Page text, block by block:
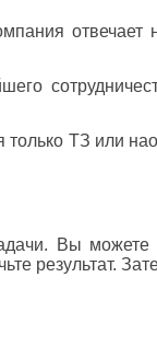
ТЗ или
Вы можете
результат.